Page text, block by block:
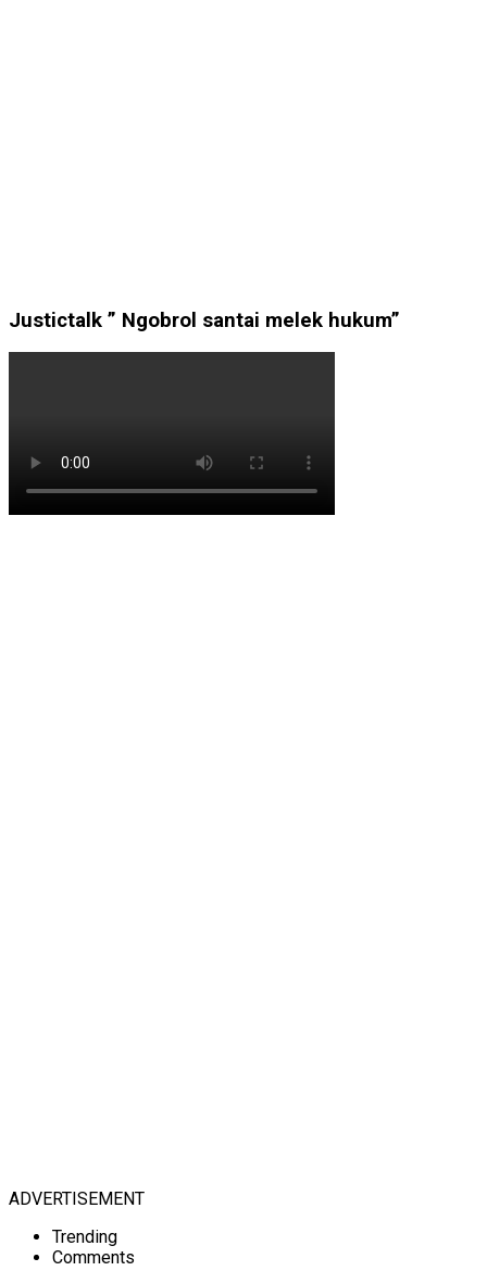
Justictalk ” Ngobrol santai melek hukum”
ADVERTISEMENT
Trending
Comments